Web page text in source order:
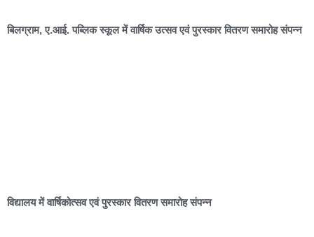
बिलग्राम, ए.आई. पब्लिक स्कूल में वार्षिक उत्सव एवं पुरस्कार वितरण समारोह संपन्न
विद्यालय में वार्षिकोत्सव एवं पुरस्कार वितरण समारोह संपन्न